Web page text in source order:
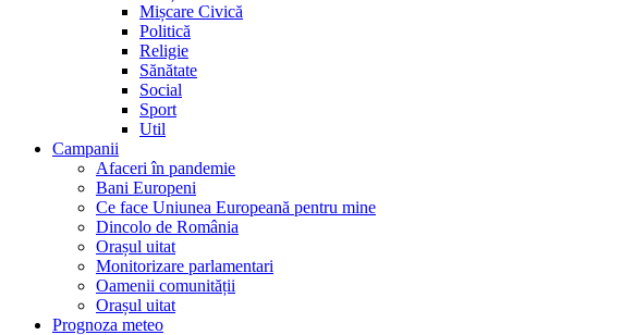
Mișcare Civică
Politică
Religie
Sănătate
Social
Sport
Util
Campanii
Afaceri în pandemie
Bani Europeni
Ce face Uniunea Europeană pentru mine
Dincolo de România
Orașul uitat
Monitorizare parlamentari
Oamenii comunității
Orașul uitat
Prognoza meteo